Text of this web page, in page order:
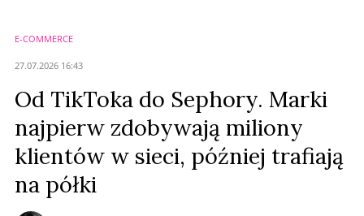
E-COMMERCE
27.07.2026 16:43
Od TikToka do Sephory. Marki
najpierw zdobywają miliony
klientów w sieci, później trafiają
na półki